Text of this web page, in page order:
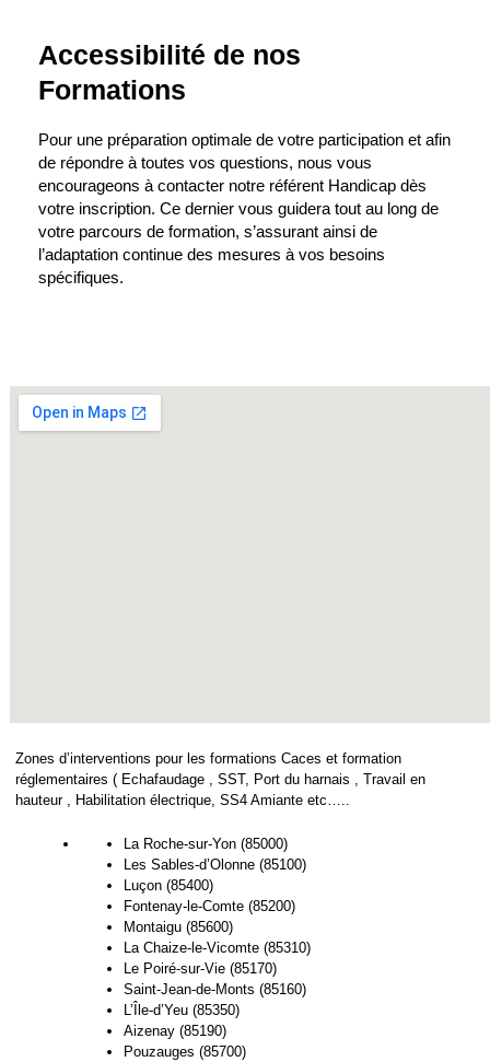
Accessibilité de nos
Formations
Pour une préparation optimale de votre participation et afin
de répondre à toutes vos questions, nous vous
encourageons à contacter notre référent Handicap dès
votre inscription. Ce dernier vous guidera tout au long de
votre parcours de formation, s’assurant ainsi de
l’adaptation continue des mesures à vos besoins
spécifiques.
Zones d’interventions pour les formations Caces et formation
réglementaires ( Echafaudage , SST, Port du harnais , Travail en
hauteur , Habilitation électrique, SS4 Amiante etc…..
La Roche-sur-Yon (85000)
Les Sables-d’Olonne (85100)
Luçon (85400)
Fontenay-le-Comte (85200)
Montaigu (85600)
La Chaize-le-Vicomte (85310)
Le Poiré-sur-Vie (85170)
Saint-Jean-de-Monts (85160)
L’Île-d’Yeu (85350)
Aizenay (85190)
Pouzauges (85700)